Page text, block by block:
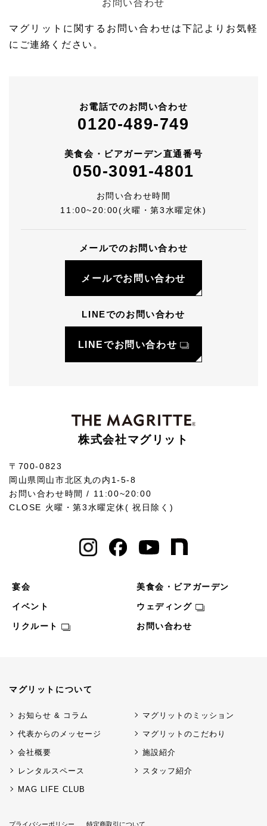
お問い合わせ
マグリットに関するお問い合わせは下記よりお気軽
にご連絡ください。
お電話でのお問い合わせ
0120-489-749
美食会・ビアガーデン直通番号
050-3091-4801
お問い合わせ時間
11:00~20:00(火曜・第3水曜定休)
メールでのお問い合わせ
メールでお問い合わせ
LINEでのお問い合わせ
LINEでお問い合わせ
株式会社マグリット
〒700-0823
岡山県岡山市北区丸の内1-5-8
お問い合わせ時間 / 11:00~20:00
CLOSE 火曜・第3水曜定休( 祝日除く)
宴会 美食会・ビアガーデン
イベント ウェディング
リクルート お問い合わせ
マグリットについて
お知らせ & コラム マグリットのミッション
代表からのメッセージ マグリットのこだわり
会社概要 施設紹介
レンタルスペース スタッフ紹介
MAG LIFE CLUB
プライバシーポリシー 特定商取引について